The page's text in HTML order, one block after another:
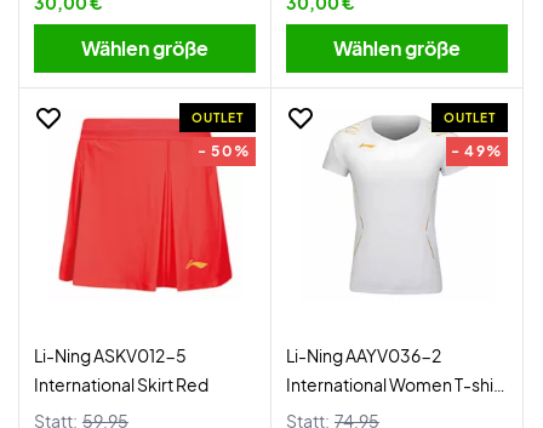
Wählen größe Wählen größe
OUTLET
- 50%
Li-Ning ASKV012-5
International Skirt Red
Statt: 59,95
OUTLET
- 49%
Li-Ning AAYV036-2
International Women T-shirt
White
Statt: 74,95